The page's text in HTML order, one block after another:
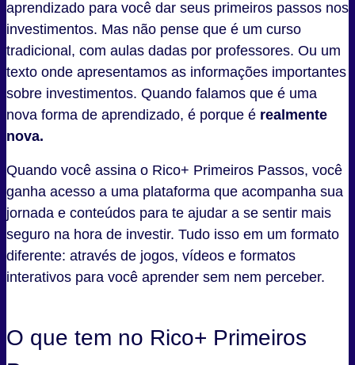
aprendizado para você dar seus primeiros passos nos
investimentos. Mas não pense que é um curso
tradicional, com aulas dadas por professores. Ou um
texto onde apresentamos as informações importantes
sobre investimentos. Quando falamos que é uma
nova forma de aprendizado, é porque é realmente
nova.
Quando você assina o Rico+ Primeiros Passos, você
ganha acesso a uma plataforma que acompanha sua
jornada e conteúdos para te ajudar a se sentir mais
seguro na hora de investir. Tudo isso em um formato
diferente: através de jogos, vídeos e formatos
interativos para você aprender sem nem perceber.
O que tem no Rico+ Primeiros